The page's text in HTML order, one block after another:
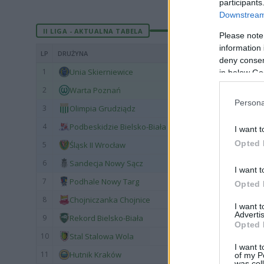
Please
information
deny
in below
I want
Opted
I want
Opted
I want
Opted
I want
of my
II LIGA - AKTUALNA TABELA
LP DRUŻYNA
1 Unia Skierniewice
2 Warta Poznań
3 Olimpia Grudziądz
4 Podbeskidzie Bielsko-Biała
5 Śląsk II Wrocław
6 Sandecja Nowy Sącz
7 Podhale Nowy Targ
8 Chojniczanka Chojnice
9 Rekord Bielsko-Biała
10 Stal Stalowa Wola
11 Hutnik Kraków